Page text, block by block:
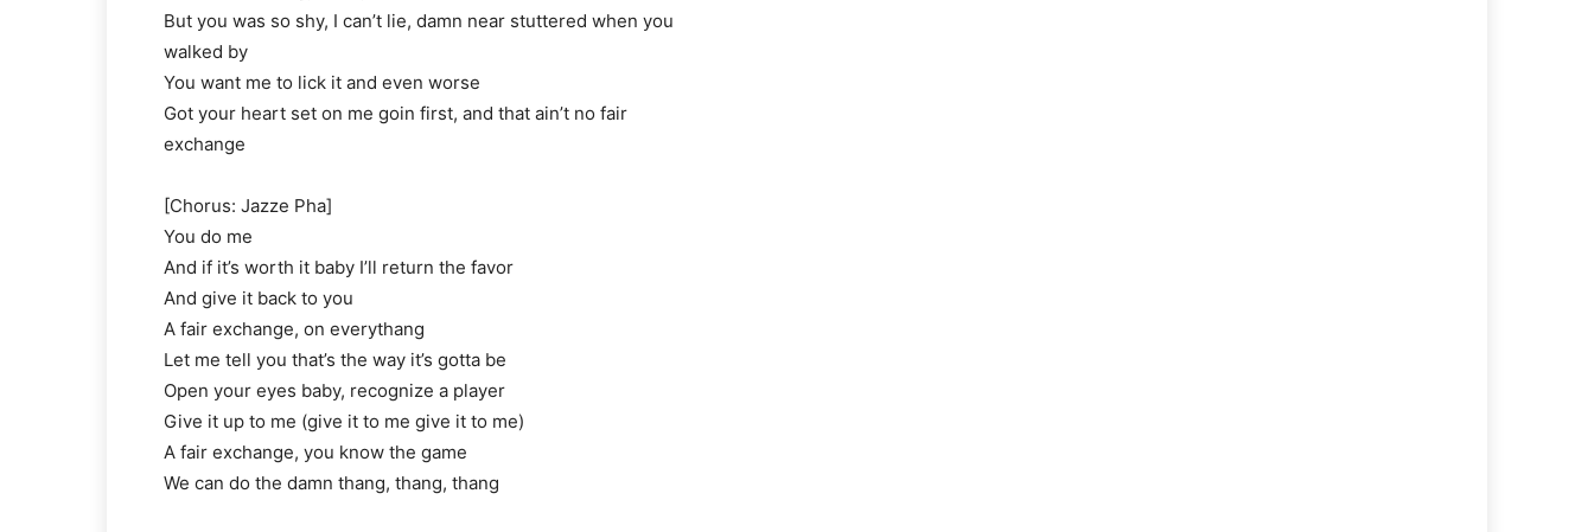
But you was so shy, I can’t lie, damn near stuttered when you
walked by
You want me to lick it and even worse
Got your heart set on me goin first, and that ain’t no fair
exchange
[Chorus: Jazze Pha]
You do me
And if it’s worth it baby I’ll return the favor
And give it back to you
A fair exchange, on everythang
Let me tell you that’s the way it’s gotta be
Open your eyes baby, recognize a player
Give it up to me (give it to me give it to me)
A fair exchange, you know the game
We can do the damn thang, thang, thang